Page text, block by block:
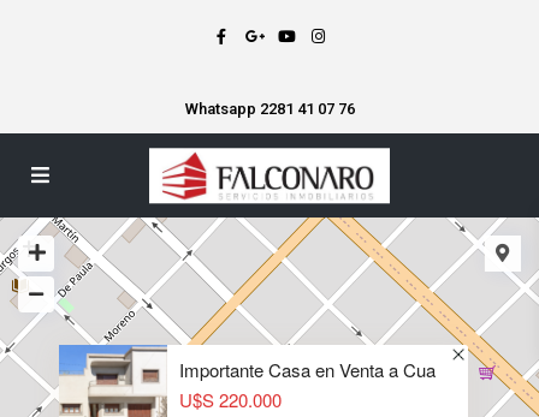
Whatsapp 2281 41 07 76
Importante Casa en Venta a Cua
U$S 220.000